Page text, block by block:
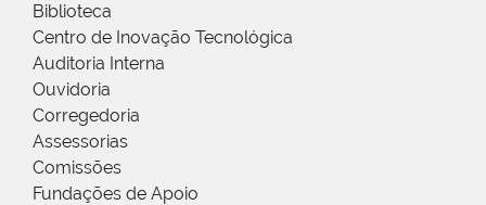
Biblioteca
Centro de Inovação Tecnológica
Auditoria Interna
Ouvidoria
Corregedoria
Assessorias
Comissões
Fundações de Apoio